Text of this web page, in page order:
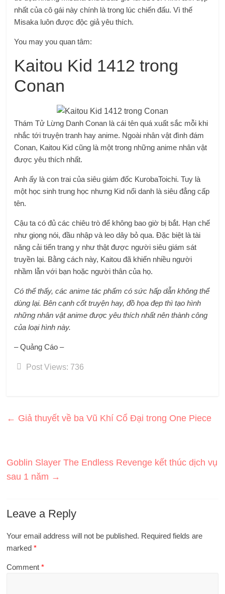
nhất của cô gái này chính là trong lúc chiến đấu. Vì thế
Misaka luôn được độc giả yêu thích.
You may you quan tâm:
Kaitou Kid 1412 trong
Conan
Thám Tử Lừng Danh Conan là cái tên quá xuất sắc mỗi khi
nhắc tới truyện tranh hay anime. Ngoài nhân vật đình đám
Conan, Kaitou Kid cũng là một trong những anime nhân vật
được yêu thích nhất.
Anh ấy là con trai của siêu giám đốc KurobaToichi. Tuy là
một học sinh trung học nhưng Kid nổi danh là siêu đẳng cấp
tên.
Cậu ta có đủ các chiêu trò để không bao giờ bị bắt. Hạn chế
như giọng nói, đầu nhập và leo dây bỏ qua. Đặc biệt là tài
năng cải tiến trang y như thật được người siêu giám sát
truyền lại. Bằng cách này, Kaitou đã khiến nhiều người
nhầm lẫn với bạn hoặc người thân của họ.
Có thể thấy, các anime tác phẩm có sức hấp dẫn không thể
dùng lại. Bên cạnh cốt truyện hay, đồ họa đẹp thì tạo hình
những nhân vật anime được yêu thích nhất nên thành công
của loại hình này.
– Quảng Cáo –
Post Views: 736
← Giả thuyết về ba Vũ Khí Cổ Đại trong One Piece
Goblin Slayer The Endless Revenge kết thúc dịch vụ
sau 1 năm →
Leave a Reply
Your email address will not be published. Required fields are
marked*
Comment*